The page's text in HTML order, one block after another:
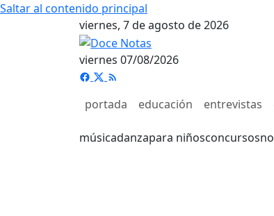
Saltar al contenido principal
viernes, 7 de agosto de 2026
viernes 07/08/2026
portada educación entrevistas
músicadanzapara niñosconcursos